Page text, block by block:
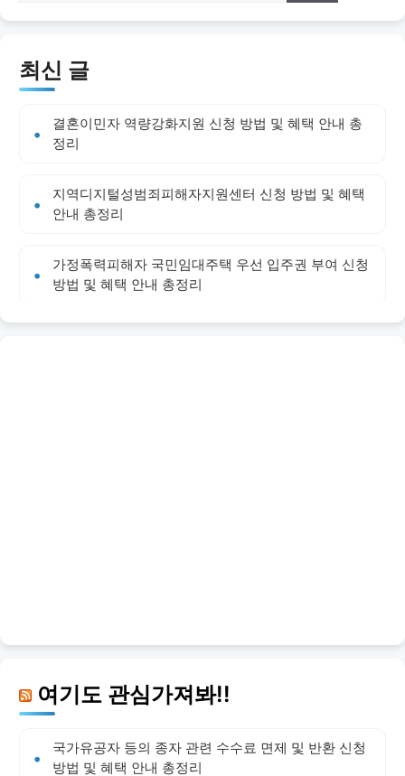
최신 글
결혼이민자 역량강화지원 신청 방법 및 혜택 안내 총
정리
지역디지털성범죄피해자지원센터 신청 방법 및 혜택
안내 총정리
가정폭력피해자 국민임대주택 우선 입주권 부여 신청
방법 및 혜택 안내 총정리
여기도 관심가져봐!!
국가유공자 등의 종자 관련 수수료 면제 및 반환 신청
방법 및 혜택 안내 총정리